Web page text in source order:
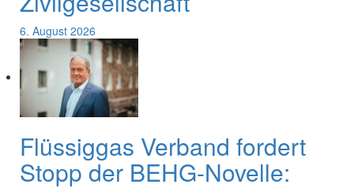
6. August 2026
Flüssiggas Verband fordert
Stopp der BEHG-Novelle: